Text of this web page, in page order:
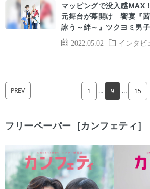
2022.05.02 インタビ
マッピングで没入感
元舞台が幕開け 饗宴『
詠う～絆～』ツクヨミ男
PREV 1 … 9 … 15
フリーペーパー［カンフェティ］